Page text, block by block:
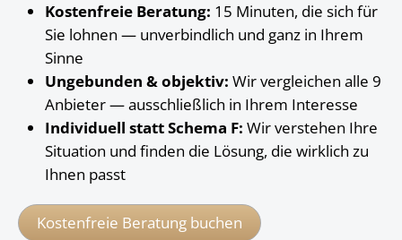
Kostenfreie Beratung: 15 Minuten, die sich für
Sie lohnen — unverbindlich und ganz in Ihrem
Sinne
Ungebunden & objektiv: Wir vergleichen alle 9
Anbieter — ausschließlich in Ihrem Interesse
Individuell statt Schema F: Wir verstehen Ihre
Situation und finden die Lösung, die wirklich zu
Ihnen passt
Kostenfreie Beratung buchen